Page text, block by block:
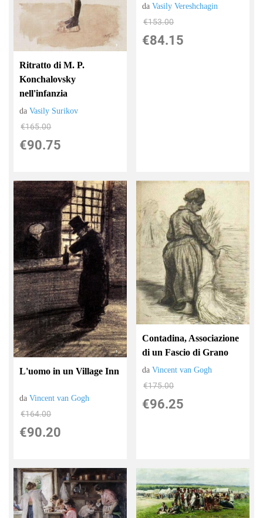
Ritratto di M. P.
Konchalovsky
nell'infanzia
daVasily Surikov
€165.00
€90.75
daVasily Vereshchagin
€153.00
€84.15
L'uomo in un Village Inn
daVincent van Gogh
€164.00
€90.20
Contadina, Associazione
di un Fascio di Grano
daVincent van Gogh
€175.00
€96.25